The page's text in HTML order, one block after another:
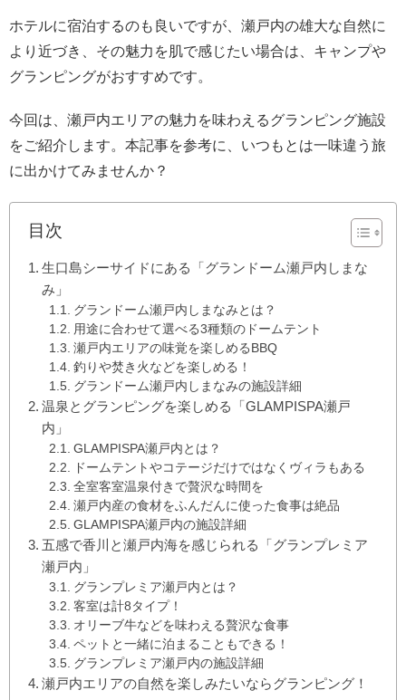
ホテルに宿泊するのも良いですが、瀬戸内の雄大な自然に
より近づき、その魅力を肌で感じたい場合は、キャンプや
グランピングがおすすめです。
今回は、瀬戸内エリアの魅力を味わえるグランピング施設
をご紹介します。本記事を参考に、いつもとは一味違う旅
に出かけてみませんか？
目次
生口島シーサイドにある「グランドーム瀬戸内しまな
み」
グランドーム瀬戸内しまなみとは？
用途に合わせて選べる3種類のドームテント
瀬戸内エリアの味覚を楽しめるBBQ
釣りや焚き火などを楽しめる！
グランドーム瀬戸内しまなみの施設詳細
温泉とグランピングを楽しめる「GLAMPISPA瀬戸
内」
GLAMPISPA瀬戸内とは？
ドームテントやコテージだけではなくヴィラもある
全室客室温泉付きで贅沢な時間を
瀬戸内産の食材をふんだんに使った食事は絶品
GLAMPISPA瀬戸内の施設詳細
五感で香川と瀬戸内海を感じられる「グランプレミア
瀬戸内」
グランプレミア瀬戸内とは？
客室は計8タイプ！
オリーブ牛などを味わえる贅沢な食事
ペットと一緒に泊まることもできる！
グランプレミア瀬戸内の施設詳細
瀬戸内エリアの自然を楽しみたいならグランピング！